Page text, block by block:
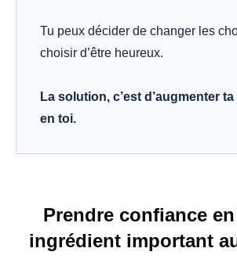
Tu peux décider de changer les
choisir d’être heureux.
La solution, c’est d’augmenter
en toi.
Prendre confiance
ingrédient important